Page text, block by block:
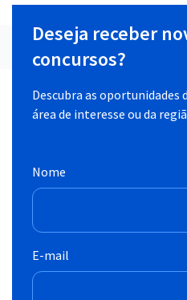
Deseja receber
concursos?
Descubra as oportunidades
área de interesse ou da
Nome
E-mail